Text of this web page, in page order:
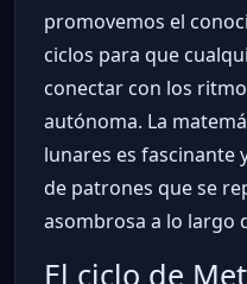
promovemos el
ciclos para que
conectar con los
autónoma. La
lunares es fascinante
de patrones que se
asombrosa a lo largo
El ciclo de